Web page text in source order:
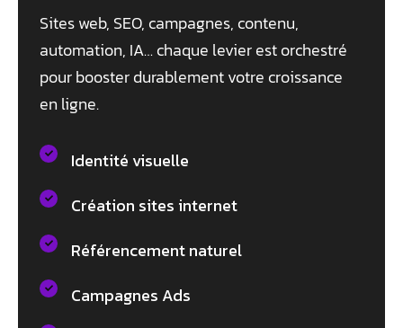
Sites web, SEO, campagnes, contenu,
automation, IA… chaque levier est orchestré
pour booster durablement votre croissance
en ligne.
Identité visuelle
Création sites internet
Référencement naturel
Campagnes Ads